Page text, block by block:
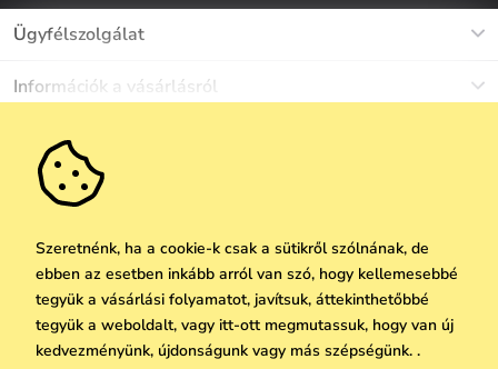
Ügyfélszolgálat
+36 1 808 9989
Információk a vásárlásról
Gyakori kérdések
Anyagok és karbantartás
Visszaküldés és reklamáció
Egyéb információk
Rólunk
Karrier
Ajándék utalványok
Vállalatok számára
We Care
Vuchlook
Ne maradj le semmiről!
Feliratkozni
A személyes adatok védelmének alapelveiitt
Szeretnénk, ha a cookie-k csak a sütikről szólnának, de
ebben az esetben inkább arról van szó, hogy kellemesebbé
tegyük a vásárlási folyamatot, javítsuk, áttekinthetőbbé
tegyük a weboldalt, vagy itt-ott megmutassuk, hogy van új
kedvezményünk, újdonságunk vagy más szépségünk. .